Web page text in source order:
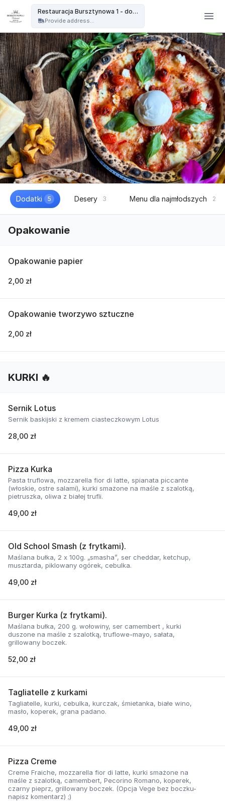
Restauracja Bursztynowa 1 - dowóz
Provide address...
Dodatki 5 Desery 3 Menu dla najmłodszych 2
Opakowanie
Opakowanie papier
2,00 zł
Opakowanie tworzywo sztuczne
2,00 zł
KURKI 🔥
Sernik Lotus
Sernik baskijski z kremem ciasteczkowym Lotus
28,00 zł
Pizza Kurka
Pasta truflowa, mozzarella fior di latte, spianata piccante
(włoskie, ostre salami), kurki smażone na maśle z szalotką,
pietruszka, oliwa z białej trufli.
49,00 zł
Old School Smash (z frytkami).
Maślana bułka, 2 x 100g. „smasha”, ser cheddar, ketchup,
musztarda, piklowany ogórek, cebulka.
49,00 zł
Burger Kurka (z frytkami).
Maślana bułka, 200 g. wołowiny, ser camembert , kurki
duszone na maśle z szalotką, truflowe-mayo, sałata,
grillowany boczek.
52,00 zł
Tagliatelle z kurkami
Tagliatelle, kurki, cebulka, kurczak, śmietanka, białe wino,
masło, koperek, grana padano.
49,00 zł
Pizza Creme
Creme Fraiche, mozzarella fior di latte, kurki smażone na
maśle z szalotką, camembert, Pecorino Romano, koperek,
czarny pieprz, grillowany boczek. (Opcja Vege bez boczku-
napisz komentarz) ;)